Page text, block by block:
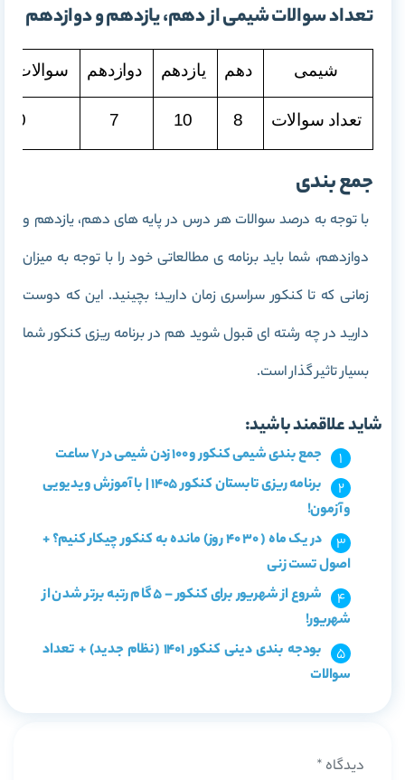
تعداد سوالات شیمی از دهم، یازدهم و دوازدهم
شیمی دهم یازدهم دوازدهم سوالات
تعداد سوالات 8
10
7
10
جمع بندی
با توجه به درصد سوالات هر درس در پایه های دهم، یازدهم و
دوازدهم، شما باید برنامه ی مطالعاتی خود را با توجه به میزان
زمانی که تا کنکور سراسری زمان دارید؛ بچینید. این که دوست
دارید در چه رشته ای قبول شوید هم در برنامه ریزی کنکور شما
بسیار تاثیر گذار است.
شاید علاقمند باشید:
جمع بندی شیمی کنکور و 100 زدن شیمی در 7 ساعت
برنامه ریزی تابستان کنکور 1405 | با آموزش ویدیویی
و آزمون!
در یک ماه ( 30 40 روز) مانده به کنکور چیکار کنیم؟ +
اصول تست زنی
شروع از شهریور برای کنکور – 5 گام رتبه برتر شدن از
شهریور!
بودجه بندی دینی کنکور 1401 (نظام جدید) + تعداد
سوالات
دیدگاه *